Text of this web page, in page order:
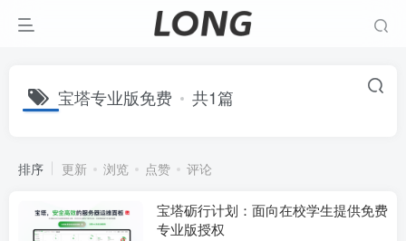
宝塔专业版免费 共1篇
排序 更新 浏览 点赞 评论
宝塔砺行计划：面向在校学生提供免费
专业版授权